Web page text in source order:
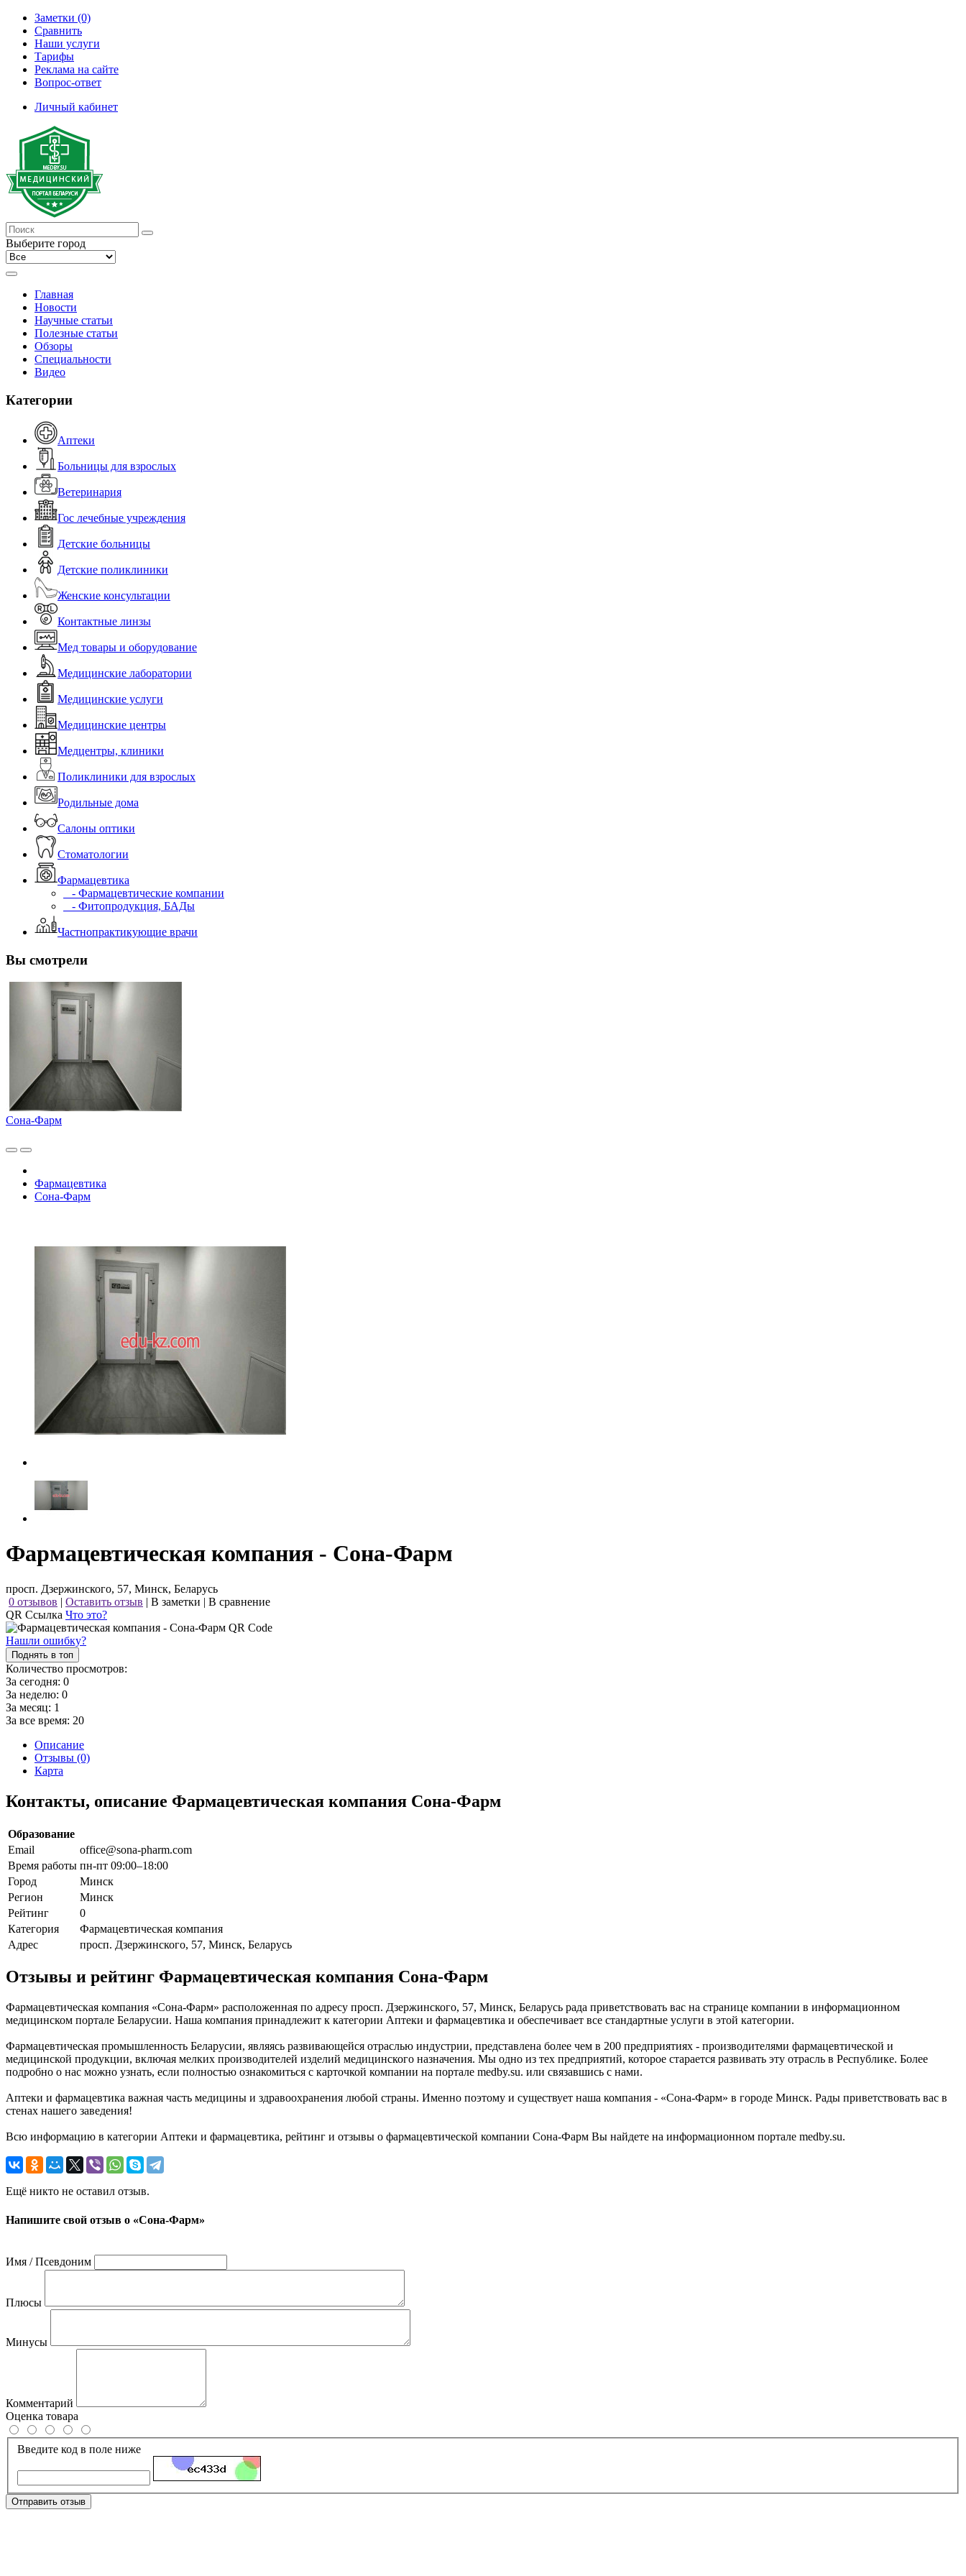
Заметки (0)
Сравнить
Наши услуги
Тарифы
Реклама на сайте
Вопрос-ответ
Личный кабинет
Выберите город
Главная
Новости
Научные статьи
Полезные статьи
Обзоры
Специальности
Видео
Категории
Аптеки
Больницы для взрослых
Ветеринария
Гос лечебные учреждения
Детские больницы
Детские поликлиники
Женские консультации
Контактные линзы
Мед товары и оборудование
Медицинские лаборатории
Медицинские услуги
Медицинские центры
Медцентры, клиники
Поликлиники для взрослых
Родильные дома
Салоны оптики
Стоматологии
Фармацевтика
- Фармацевтические компании
- Фитопродукция, БАДы
Частнопрактикующие врачи
Вы смотрели
Сона-Фарм
Фармацевтика
Сона-Фарм
Фармацевтическая компания - Сона-Фарм
просп. Дзержинского, 57, Минск, Беларусь
0 отзывов | Оставить отзыв | В заметки | В сравнение
QR Ссылка Что это?
Нашли ошибку?
Поднять в топ
Количество просмотров:
За сегодня: 0
За неделю: 0
За месяц: 1
За все время: 20
Описание
Отзывы (0)
Карта
Контакты, описание Фармацевтическая компания Сона-Фарм
Образование
Email
office@sona-pharm.com
Время работы пн-пт 09:00–18:00
Город
Минск
Регион
Минск
Рейтинг
0
Категория
Фармацевтическая компания
Адрес
просп. Дзержинского, 57, Минск, Беларусь
Отзывы и рейтинг Фармацевтическая компания Сона-Фарм
Фармацевтическая компания «Сона-Фарм» расположенная по адресу просп. Дзержинского, 57, Минск, Беларусь рада приветствовать вас на странице компании в информационном
медицинском портале Беларусии. Наша компания принадлежит к категории Аптеки и фармацевтика и обеспечивает все стандартные услуги в этой категории.
Фармацевтическая промышленность Беларусии, являясь развивающейся отраслью индустрии, представлена более чем в 200 предприятиях - производителями фармацевтической и
медицинской продукции, включая мелких производителей изделий медицинского назначения. Мы одно из тех предприятий, которое старается развивать эту отрасль в Республике. Более
подробно о нас можно узнать, если полностью ознакомиться с карточкой компании на портале medby.su. или связавшись с нами.
Аптеки и фармацевтика важная часть медицины и здравоохранения любой страны. Именно поэтому и существует наша компания - «Сона-Фарм» в городе Минск. Рады приветствовать вас в
стенах нашего заведения!
Всю информацию в категории Аптеки и фармацевтика, рейтинг и отзывы о фармацевтической компании Сона-Фарм Вы найдете на информационном портале medby.su.
Ещё никто не оставил отзыв.
Напишите свой отзыв о «Сона-Фарм»
Имя / Псевдоним
Плюсы
Минусы
Комментарий
Оценка товара
Введите код в поле ниже
Отправить отзыв